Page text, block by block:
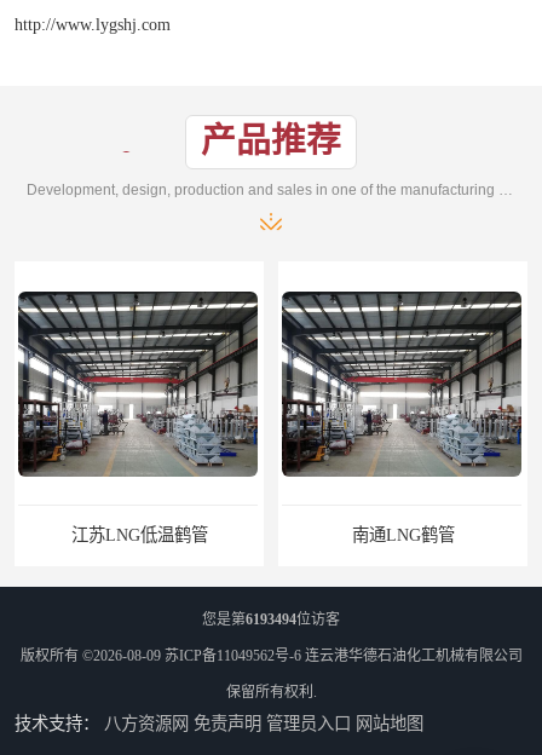
http://www.lygshj.com
产品推荐
江苏LNG低温鹤管 南通LNG鹤管
您是第6193494位访客
版权所有 ©2026-08-09 苏ICP备11049562号-6 连云港华德石油化工机械有限公司
保留所有权利.
技术支持： 八方资源网 免责声明 管理员入口 网站地图